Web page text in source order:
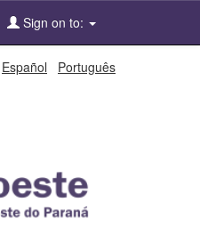
Sign on to:
Español Português